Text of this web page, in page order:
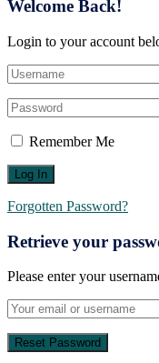
Welcome Back!
Login to your account
Remember Me
Forgotten Password?
Retrieve your
Please enter your